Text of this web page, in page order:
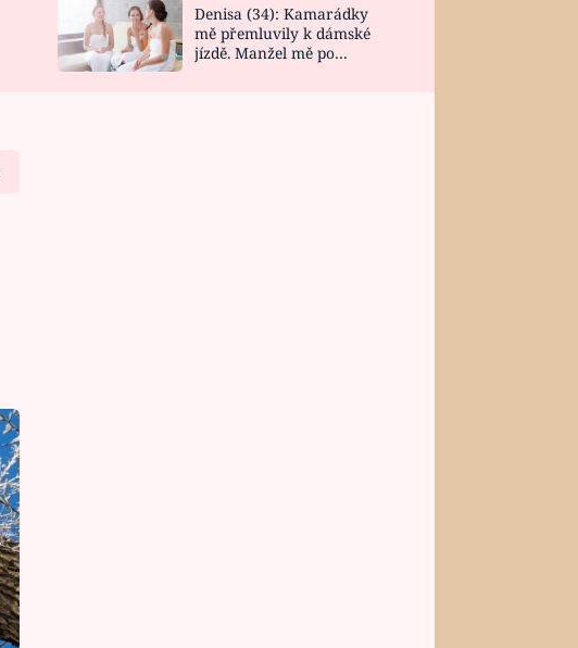
DESIGN
Denisa (34): Kamarádky
mě přemluvily k dámské
jízdě. Manžel mě po